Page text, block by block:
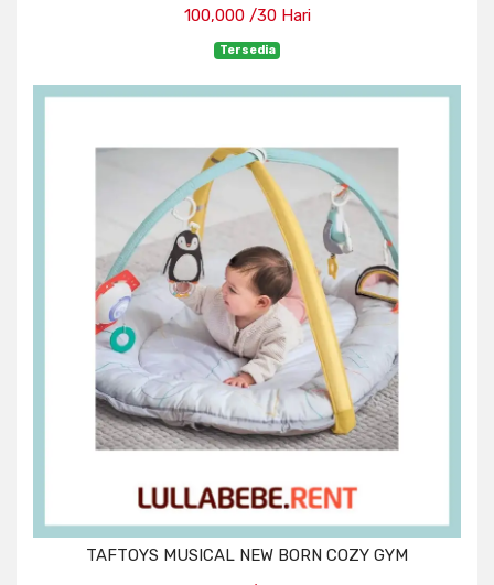
100,000 /30 Hari
Tersedia
TAFTOYS MUSICAL NEW BORN COZY GYM